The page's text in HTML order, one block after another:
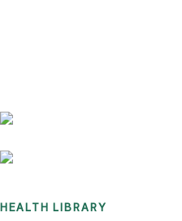
HEALTH LIBRARY